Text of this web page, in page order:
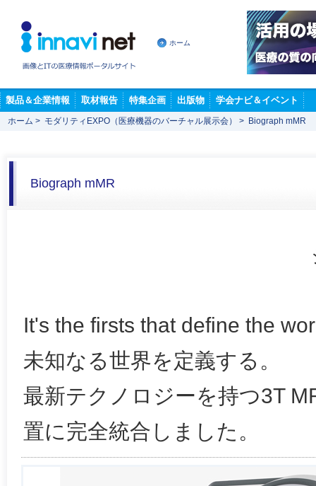
ホーム
製品＆企業情報 取材報告 特集企画 出版物 学会ナビ＆イベント
ホーム > モダリティEXPO（医療機器のバーチャル展示会） > Biograph mMR
Biograph mMR
It's the firsts that define the
未知なる世界を定義する。
最新テクノロジーを持つ3T
置に完全統合しました。